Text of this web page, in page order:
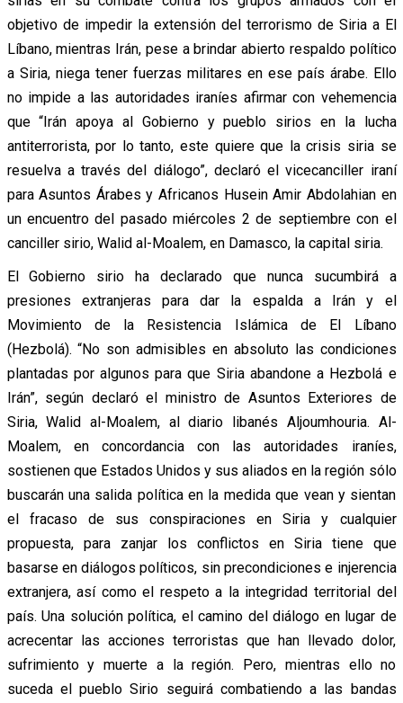
objetivo de impedir la extensión del terrorismo de Siria a El
Líbano, mientras Irán, pese a brindar abierto respaldo político
a Siria, niega tener fuerzas militares en ese país árabe. Ello
no impide a las autoridades iraníes afirmar con vehemencia
que “Irán apoya al Gobierno y pueblo sirios en la lucha
antiterrorista, por lo tanto, este quiere que la crisis siria se
resuelva a través del diálogo”, declaró el vicecanciller iraní
para Asuntos Árabes y Africanos Husein Amir Abdolahian en
un encuentro del pasado miércoles 2 de septiembre con el
canciller sirio, Walid al-Moalem, en Damasco, la capital siria.
El Gobierno sirio ha declarado que nunca sucumbirá a
presiones extranjeras para dar la espalda a Irán y el
Movimiento de la Resistencia Islámica de El Líbano
(Hezbolá). “No son admisibles en absoluto las condiciones
plantadas por algunos para que Siria abandone a Hezbolá e
Irán”, según declaró el ministro de Asuntos Exteriores de
Siria, Walid al-Moalem, al diario libanés Aljoumhouria. Al-
Moalem, en concordancia con las autoridades iraníes,
sostienen que Estados Unidos y sus aliados en la región sólo
buscarán una salida política en la medida que vean y sientan
el fracaso de sus conspiraciones en Siria y cualquier
propuesta, para zanjar los conflictos en Siria tiene que
basarse en diálogos políticos, sin precondiciones e injerencia
extranjera, así como el respeto a la integridad territorial del
país. Una solución política, el camino del diálogo en lugar de
acrecentar las acciones terroristas que han llevado dolor,
sufrimiento y muerte a la región. Pero, mientras ello no
suceda el pueblo Sirio seguirá combatiendo a las bandas